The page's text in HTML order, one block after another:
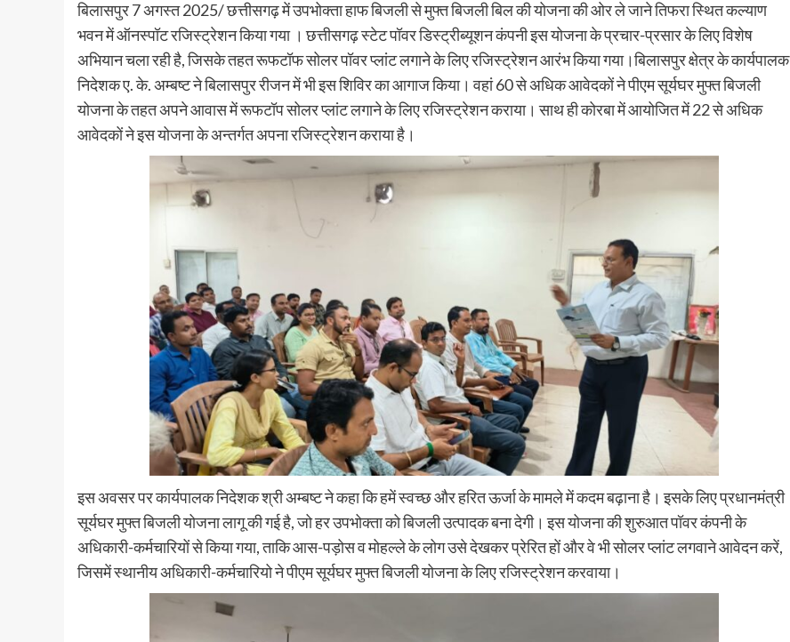
बिलासपुर 7 अगस्त 2025/ छत्तीसगढ़ में उपभोक्ता हाफ बिजली से मुफ्त बिजली बिल की योजना की ओर ले जाने तिफरा स्थित कल्याण
भवन में ऑनस्पॉट रजिस्ट्रेशन किया गया । छत्तीसगढ़ स्टेट पॉवर डिस्ट्रीब्यूशन कंपनी इस योजना के प्रचार-प्रसार के लिए विशेष
अभियान चला रही है, जिसके तहत रूफटॉफ सोलर पॉवर प्लांट लगाने के लिए रजिस्ट्रेशन आरंभ किया गया।बिलासपुर क्षेत्र के कार्यपालक
निदेशक ए. के. अम्बष्ट ने बिलासपुर रीजन में भी इस शिविर का आगाज किया। वहां 60 से अधिक आवेदकों ने पीएम सूर्यघर मुफ्त बिजली
योजना के तहत अपने आवास में रूफटॉप सोलर प्लांट लगाने के लिए रजिस्ट्रेशन कराया। साथ ही कोरबा में आयोजित में 22 से अधिक
आवेदकों ने इस योजना के अन्तर्गत अपना रजिस्ट्रेशन कराया है।
इस अवसर पर कार्यपालक निदेशक श्री अम्बष्ट ने कहा कि हमें स्वच्छ और हरित ऊर्जा के मामले में कदम बढ़ाना है। इसके लिए प्रधानमंत्री
सूर्यघर मुफ्त बिजली योजना लागू की गई है, जो हर उपभोक्ता को बिजली उत्पादक बना देगी। इस योजना की शुरुआत पॉवर कंपनी के
अधिकारी-कर्मचारियों से किया गया, ताकि आस-पड़ोस व मोहल्ले के लोग उसे देखकर प्रेरित हों और वे भी सोलर प्लांट लगवाने आवेदन करें,
जिसमें स्थानीय अधिकारी-कर्मचारियो ने पीएम सूर्यघर मुफ्त बिजली योजना के लिए रजिस्ट्रेशन करवाया।